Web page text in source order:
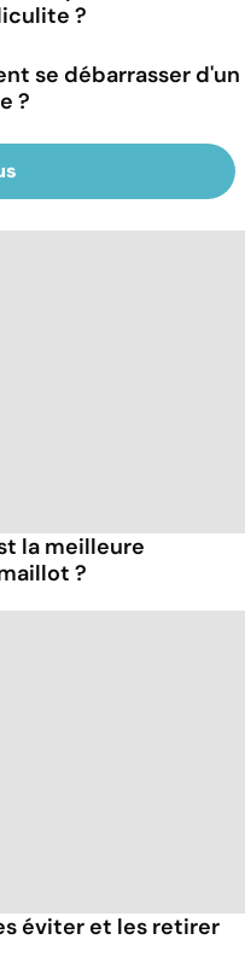
?
se débarrasser d'un
?
la meilleure
?
éviter et les retirer